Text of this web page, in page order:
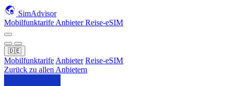
SimAdvisor
Mobilfunktarife AnbieterReise-eSIM
🇩🇪
Mobilfunktarife Anbieter Reise-eSIM
Zurück zu allen Anbietern